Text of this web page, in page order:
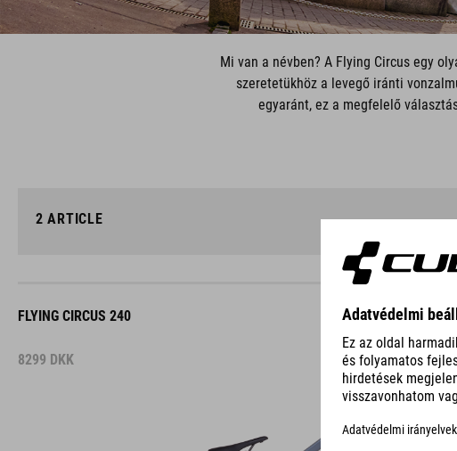
Mi van a névben? A Flying Circus egy
szeretetükhöz a levegő iránti
egyaránt, ez a megfelelő
2 ARTICLE
FLYING CIRCUS 240
8299 DKK